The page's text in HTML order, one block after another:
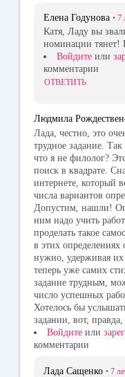
Елена Годунова • 7
Катя, Ладу вы
номинации тянет!
Войдите или
комментарии
ОТВЕТИТЬ
Людмила
Лада, честно, это
трудное задание.
что я не филолог?
поиск в квадрате.
интернете, который
числа вариантов
Допустим, нашли!
ним надо учить
проделать такое
в этих определениях
нужно, удерживая их
теперь уже самих
задание трудным,
число успешных
Хотелось бы
задании, вот, правда,
Войдите или
комментарии
Лада Сащенко • 7